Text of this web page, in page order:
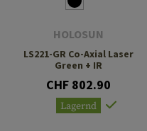
HOLOSUN
LS221-GR Co-Axial Laser
Green + IR
CHF 802.90
Lagernd